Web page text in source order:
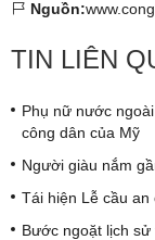
Nguồn:
TIN LIÊN
Phụ nữ nước
công dân của Mỹ
Người giàu nắm
Tái hiện Lễ cầu an
Bước ngoặt lịch